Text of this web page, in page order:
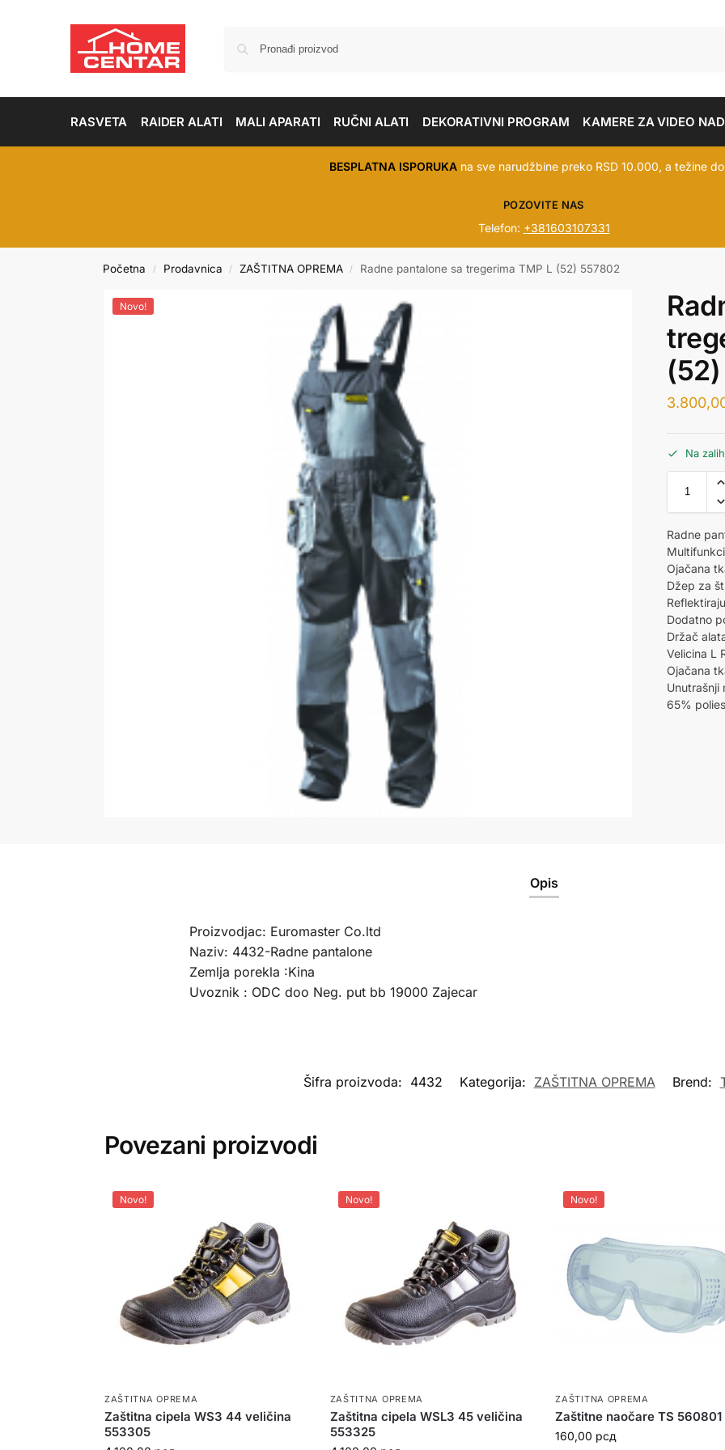
RASVETA RAIDER ALATI MALI APARATI RUČNI ALATI DEKORATIVNI PROGRAM KAMERE ZA VIDEO
BESPLATNA ISPORUKAna sve narudžbine preko RSD 10.000, a težine
POZOVITE NAS
Telefon: +381603107331
Početna / Prodavnica / ZAŠTITNA OPREMA / Radne pantalone sa tregerima TMP L (52) 557802
Novo!
Na
Radne
Ojačana
Džep za
Dodatno
Držač
Velicina L
Ojačana
Unutrašnji
65%
Opis
Proizvodjac: Euromaster Co.ltd
Naziv: 4432-Radne pantalone
Zemlja porekla :Kina
Uvoznik : ODC doo Neg. put bb 19000 Zajecar
Šifra proizvoda: 4432 Kategorija: ZAŠTITNA OPREMA Brend:
Povezani proizvodi
Novo!
ZAŠTITNA OPREMA
Zaštitna cipela WS3 44 veličina
553305
Novo!
ZAŠTITNA OPREMA
Zaštitna cipela WSL3 45 veličina
553325
Novo!
ZAŠTITNA OPREMA
Zaštitne naočare TS 560801
160,00 рсд